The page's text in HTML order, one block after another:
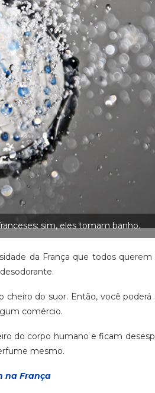
sim, eles tomam banho.
da França que todos querem
do suor. Então, você
comércio.
do corpo humano e ficam
mesmo.
na França